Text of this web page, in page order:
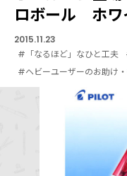
ロボール ホワ
2015.11.23
#「なるほど」なひと工夫
#ヘビーユーザーのお助け